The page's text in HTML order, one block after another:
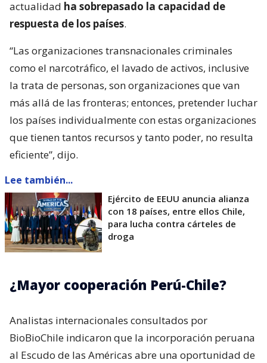
actualidad ha sobrepasado la capacidad de
respuesta de los países.
“Las organizaciones transnacionales criminales
como el narcotráfico, el lavado de activos, inclusive
la trata de personas, son organizaciones que van
más allá de las fronteras; entonces, pretender luchar
los países individualmente con estas organizaciones
que tienen tantos recursos y tanto poder, no resulta
eficiente”, dijo.
Lee también...
Ejército de EEUU anuncia alianza
con 18 países, entre ellos Chile,
para lucha contra cárteles de
droga
¿Mayor cooperación Perú-Chile?
Analistas internacionales consultados por
BioBioChile indicaron que la incorporación peruana
al Escudo de las Américas abre una oportunidad de